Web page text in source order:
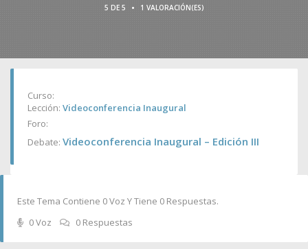
5 DE 5 • 1 VALORACIÓN(ES)
Curso:
Lección: Videoconferencia Inaugural
Foro:
Debate: Videoconferencia Inaugural – Edición III
Este Tema Contiene 0 Voz Y Tiene 0 Respuestas.
0 Voz
0 Respuestas